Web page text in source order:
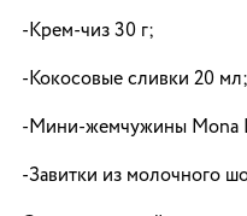
-Крем-чиз 30 г;
-Кокосовые сливки 20 мл;
-Мини-жемчужины Mona
-Завитки из молочного